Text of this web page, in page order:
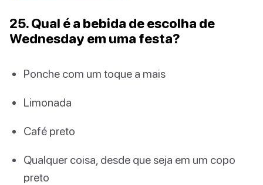
25. Qual é a bebida de escolha de
Wednesday em uma festa?
Ponche com um toque a mais
Limonada
Café preto
Qualquer coisa, desde que seja em um copo
preto